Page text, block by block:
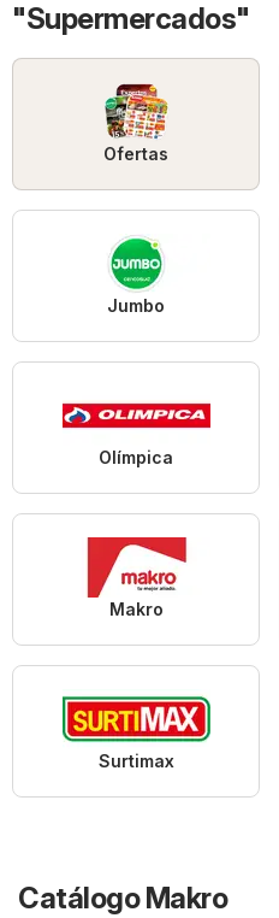
"Supermercados"
Ofertas
Jumbo
Olímpica
Makro
Surtimax
Catálogo Makro